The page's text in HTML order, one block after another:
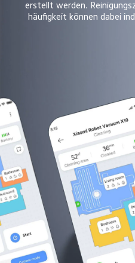
erstellt werden.
häufigkeit können dabei